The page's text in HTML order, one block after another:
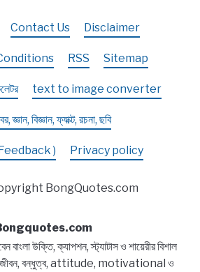
Contact Us Disclaimer
RSS Sitemap
text to image converter
জ্ঞান, বিজ্ঞান, ফ্যাক্ট, রচনা, ছবি
Feedback ) Privacy policy
BongQuotes.com
উক্তি, ক্যাপশন, স্ট্যাটাস ও শায়েরীর বিশাল
জীবন, বন্ধুত্ব, attitude, motivational ও